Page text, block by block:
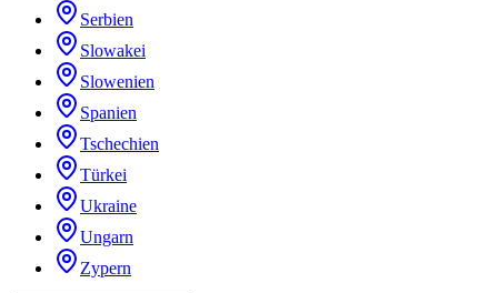
Serbien
Slowakei
Slowenien
Spanien
Tschechien
Türkei
Ukraine
Ungarn
Zypern